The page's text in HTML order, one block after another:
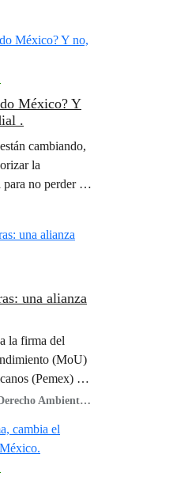
de la
…originada por
por las
México? Y
.
cambiando,
la
no perder el
celebramos
el cambio
Maya sigue
océanos se
una alianza
la firma del
(MoU)
(Pemex) y la
y por qué
de México.
Ambiental,
Climáticas,
México A.C.,